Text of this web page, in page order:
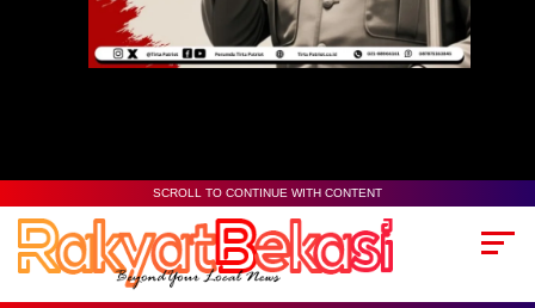
SCROLL TO CONTINUE WITH CONTENT